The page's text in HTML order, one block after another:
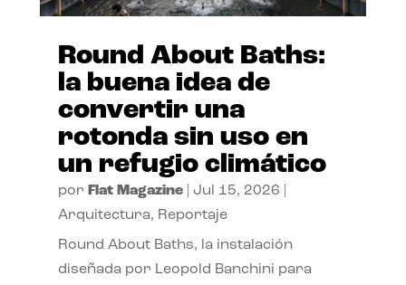
Round About Baths:
la buena idea de
convertir una
rotonda sin uso en
un refugio climático
por Flat Magazine| Jul 15, 2026
Arquitectura, Reportaje
Round About Baths, la instalación
diseñada por Leopold Banchini para